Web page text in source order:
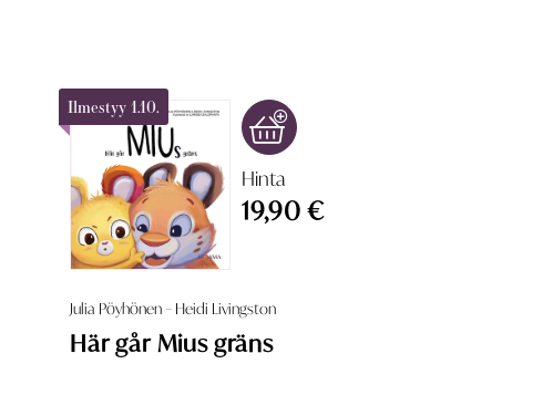
Ilmestyy 1.10.
Hinta
19,90 €
Julia Pöyhönen – Heidi Livingston
Här går Mius gräns